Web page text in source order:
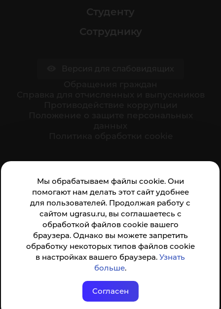
Мы обрабатываем файлы cookie. Они
помогают нам делать этот сайт удобнее
для пользователей. Продолжая работу с
сайтом ugrasu.ru, вы соглашаетесь с
обработкой файлов cookie вашего
браузера. Однако вы можете запретить
обработку некоторых типов файлов cookie
в настройках вашего браузера.Узнать
больше.
Согласен
Студенту
Сотруднику
организации:
Анкета доступна по QR-коду, а так же по прямой
ссылке
© ФГБОУ ВО ЮГУ 2001–2026